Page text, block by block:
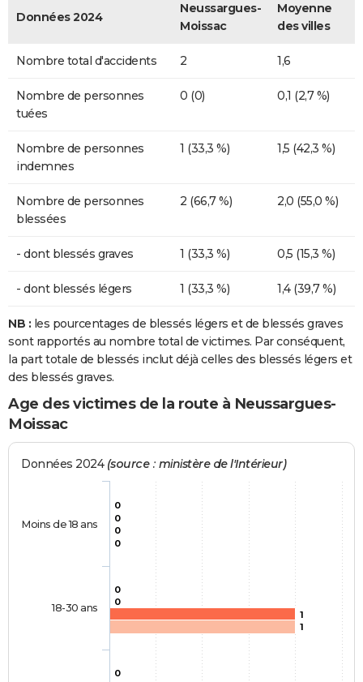
Données 2024
Neussargues-
Moissac
Moyenne
des villes
Nombre total d'accidents 2 1,6
Nombre de personnes
tuées
0 (0) 0,1 (2,7 %)
Nombre de personnes
indemnes
1 (33,3 %) 1,5 (42,3 %)
Nombre de personnes
blessées
2 (66,7 %) 2,0 (55,0 %)
- dont blessés graves 1 (33,3 %) 0,5 (15,3 %)
- dont blessés légers 1 (33,3 %) 1,4 (39,7 %)
NB : les pourcentages de blessés légers et de blessés graves
sont rapportés au nombre total de victimes. Par conséquent,
la part totale de blessés inclut déjà celles des blessés légers et
des blessés graves.
Age des victimes de la route à Neussargues-
Moissac
Données 2024 (source : ministère de l'Intérieur)
0
0
0
0
0
0
1
0
1
Moins de 18 ans
18-30 ans